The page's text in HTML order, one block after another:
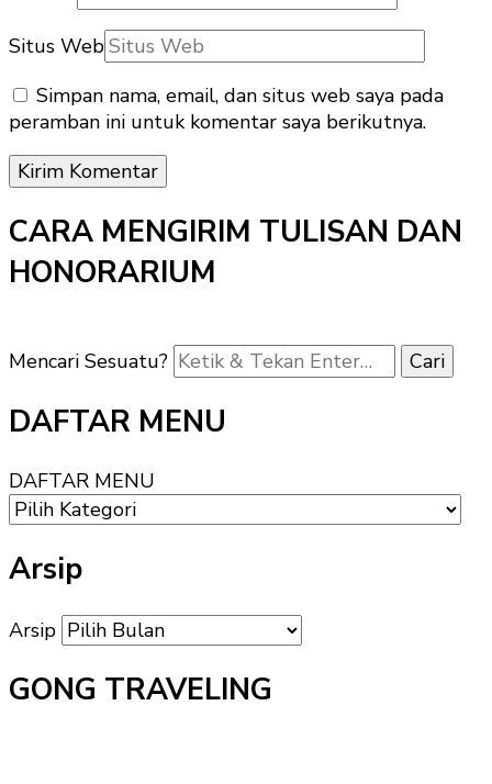
Situs Web
Simpan nama, email, dan situs web saya pada
peramban ini untuk komentar saya berikutnya.
CARA MENGIRIM TULISAN DAN
HONORARIUM
Mencari Sesuatu?
DAFTAR MENU
DAFTAR MENU
Arsip
Arsip
GONG TRAVELING